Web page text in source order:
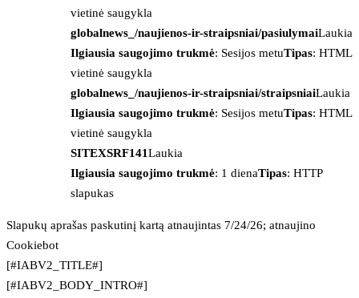
vietinė saugykla
globalnews_/naujienos-ir-straipsniai/pasiulymaiLaukia
Ilgiausia saugojimo trukmė: Sesijos metuTipas: HTML
vietinė saugykla
globalnews_/naujienos-ir-straipsniai/straipsniaiLaukia
Ilgiausia saugojimo trukmė: Sesijos metuTipas: HTML
vietinė saugykla
SITEXSRF141Laukia
Ilgiausia saugojimo trukmė: 1 dienaTipas: HTTP
slapukas
Slapukų aprašas paskutinį kartą atnaujintas 7/24/26; atnaujino
Cookiebot
[#IABV2_TITLE#]
[#IABV2_BODY_INTRO#]